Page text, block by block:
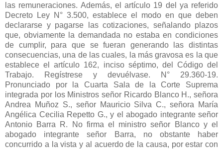
las remuneraciones. Además, el artículo 19 del ya referido
Decreto Ley N° 3.500, establece el modo en que deben
declararse y pagarse las cotizaciones, señalando plazos
que, obviamente la demandada no estaba en condiciones
de cumplir, para que se fueran generando las distintas
consecuencias, una de las cuales, la más gravosa es la que
establece el artículo 162, inciso séptimo, del Código del
Trabajo. Regístrese y devuélvase. N° 29.360-19.
Pronunciado por la Cuarta Sala de la Corte Suprema
integrada por los Ministros señor Ricardo Blanco H., señora
Andrea Muñoz S., señor Mauricio Silva C., señora María
Angélica Cecilia Repetto G., y el abogado integrante señor
Antonio Barra R. No firma el ministro señor Blanco y el
abogado integrante señor Barra, no obstante haber
concurrido a la vista y al acuerdo de la causa, por estar con